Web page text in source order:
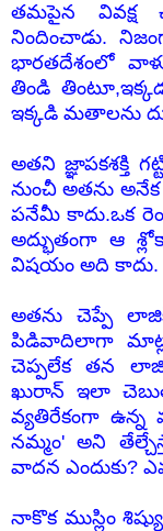
తమపైన వివక్ష
నిందించాడు.
భారతదేశంలో
తిండి
ఇక్కడి మతాలను
అతని జ్ఞాపకశక్తి
నుంచీ అతను
పనేమీ కాదు.ఒక
అద్భుతంగా ఆ
విషయం అది కాదు.
అతను చెప్పే
పిడివాదిలాగా
చెప్పలేక తన
ఖురాన్ ఇలా
వ్యతిరేకంగా
నమ్మం' అని
వాదన ఎందుకు?
నాకొక ముస్లిం